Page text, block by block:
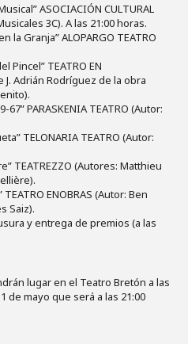
ASOCIACIÓN CULTURAL
3C). A las 21:00 horas.
la Granja” ALOPARGO TEATRO
Pincel” TEATRO EN
J. Adrián Rodríguez de la obra
PARASKENIA TEATRO (Autor:
TELONARIA TEATRO (Autor:
TEATREZZO (Autores: Matthieu
ENOBRAS (Autor: Ben
Saiz).
y entrega de premios (a las
lugar en el Teatro Bretón a las
de mayo que será a las 21:00